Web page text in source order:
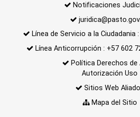
Notificaciones
Línea de Servicio a la Ciudadania
Línea Anticorrupción : +57 602
Política Derechos de
Autorización Uso
Sitios Web
Mapa del Sitio